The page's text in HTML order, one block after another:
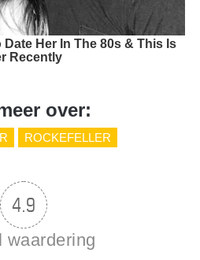
Her In The 80s & This Is
Recently
over:
ROCKEFELLER
4.9
waardering